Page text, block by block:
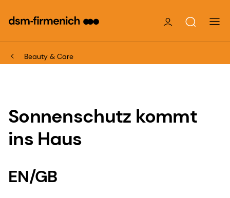
Beauty & Care
Sonnenschutz kommt
ins Haus
EN/GB